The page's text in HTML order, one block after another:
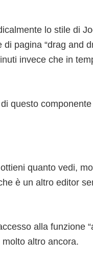
lo stile di
pagina “drag and
invece che in
questo
quanto vedi,
è un altro editor
alla funzione
altro ancora.